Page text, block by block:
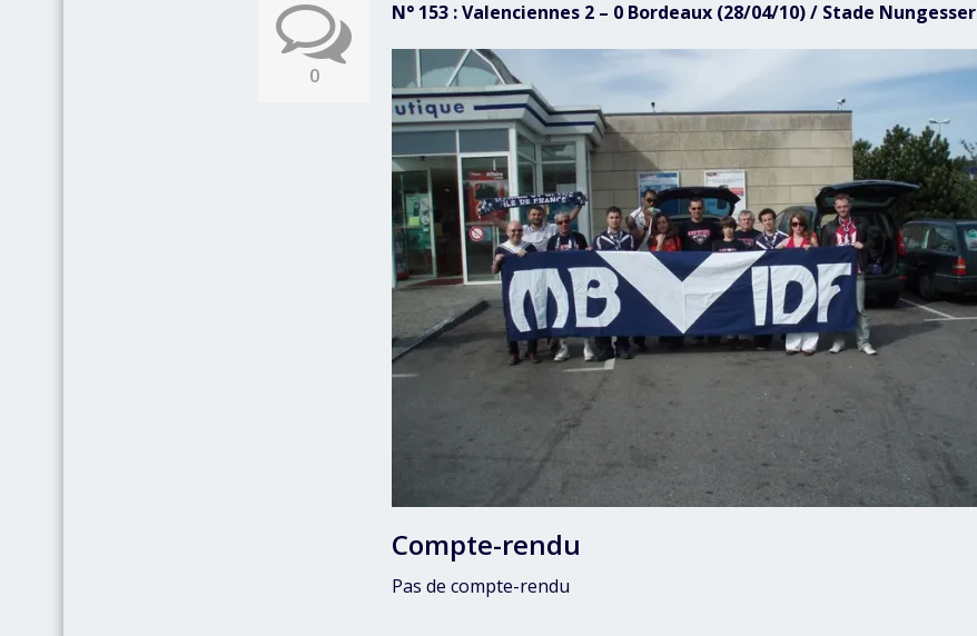
0
N° 153 : Valenciennes 2 – 0 Bordeaux (28/04/10) / Stade Nungesser
Compte-rendu
Pas de compte-rendu